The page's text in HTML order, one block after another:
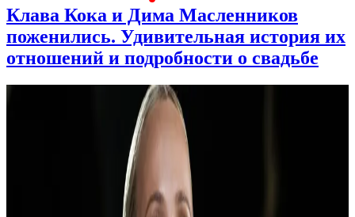
Клава Кока и Дима Масленников
поженились. Удивительная история их
отношений и подробности о свадьбе